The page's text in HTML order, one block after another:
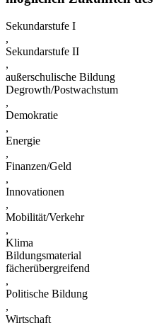
Sekundarstufe I
,
Sekundarstufe II
,
außerschulische Bildung
Degrowth/Postwachstum
,
Demokratie
,
Energie
,
Finanzen/Geld
,
Innovationen
,
Mobilität/Verkehr
,
Klima
Bildungsmaterial
fächerübergreifend
,
Politische Bildung
,
Wirtschaft